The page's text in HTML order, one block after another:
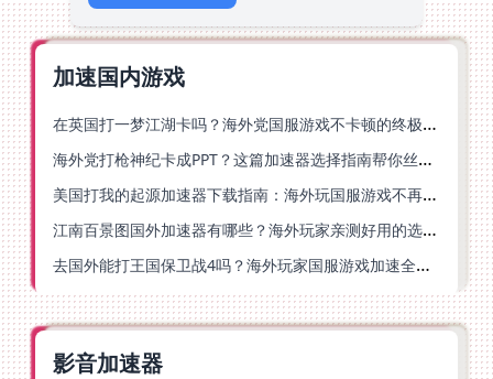
加速国内游戏
在英国打一梦江湖卡吗？海外党国服游戏不卡顿的终极解法
海外党打枪神纪卡成PPT？这篇加速器选择指南帮你丝滑上分
美国打我的起源加速器下载指南：海外玩国服游戏不再卡的终极方案
江南百景图国外加速器有哪些？海外玩家亲测好用的选择与避坑指南
去国外能打王国保卫战4吗？海外玩家国服游戏加速全攻略（附公主连结幻想江湖实测）
影音加速器